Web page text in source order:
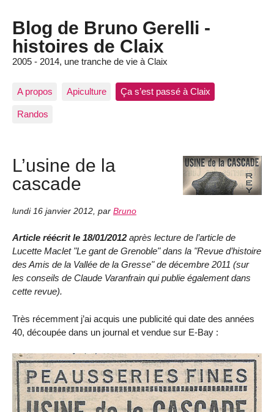
Blog de Bruno Gerelli -
histoires de Claix
2005 - 2014, une tranche de vie à Claix
A propos Apiculture Ça s’est passé à Claix
Randos
L’usine de la
cascade
lundi 16 janvier 2012 par Bruno
Article réécrit le 18/01/2012 après lecture de l’article de
Lucette Maclet "Le gant de Grenoble" dans la "Revue d’histoire
des Amis de la Vallée de la Gresse" de décembre 2011 (sur
les conseils de Claude Varanfrain qui publie également dans
cette revue).
Très récemment j’ai acquis une publicité qui date des années
40, découpée dans un journal et vendue sur E-Bay :